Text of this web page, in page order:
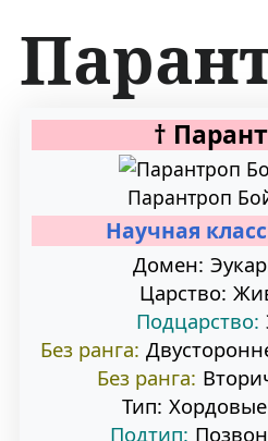
ПП
†
Парантроп
Научная
Домен:
Царство:
Подцарство:
Без ранга:
Без ранга:
Тип: Хордовые
Подтип: